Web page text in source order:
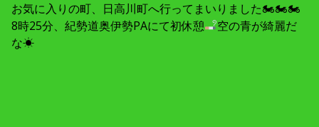
お気に入りの町、日高川町へ行ってまいりました🏍🏍🏍
8時25分、紀勢道奥伊勢PAにて初休憩
空の青が綺麗だ
な☀